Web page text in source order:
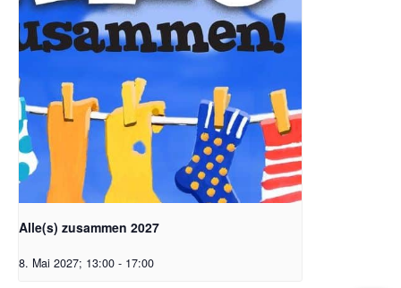
Alle(s) zusammen 2027
8. Mai 2027; 13:00 - 17:00